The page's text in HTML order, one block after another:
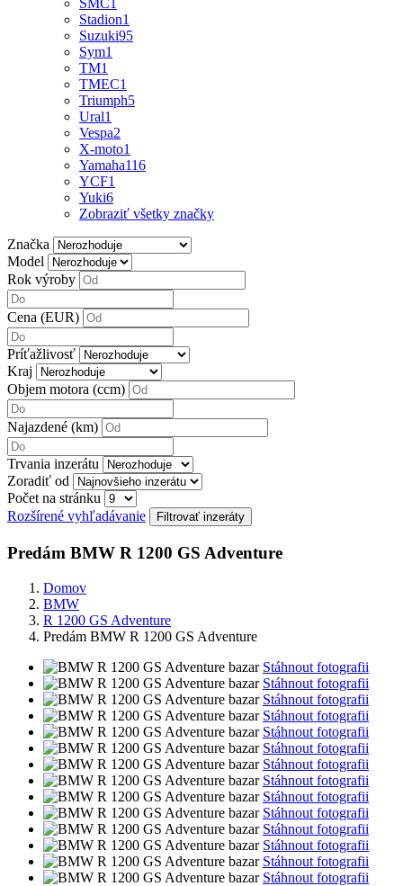
SMC
Stadion1
Suzuki95
Sym1
TM1
TMEC1
Triumph5
Ural1
Vespa2
X-moto1
Yamaha116
YCF1
Yuki6
Zobraziť všetky značky
Značka
Model
Rok výroby
Cena (EUR)
Príťažlivosť
Kraj
Objem motora (ccm)
Najazdené (km)
Trvania inzerátu
Zoradiť od
Počet na stránku
Rozšírené vyhľadávanie
Predám BMW R 1200 GS Adventure
Domov
BMW
R 1200 GS Adventure
Predám BMW R 1200 GS Adventure
Stáhnout fotografii
Stáhnout fotografii
Stáhnout fotografii
Stáhnout fotografii
Stáhnout fotografii
Stáhnout fotografii
Stáhnout fotografii
Stáhnout fotografii
Stáhnout fotografii
Stáhnout fotografii
Stáhnout fotografii
Stáhnout fotografii
Stáhnout fotografii
Stáhnout fotografii